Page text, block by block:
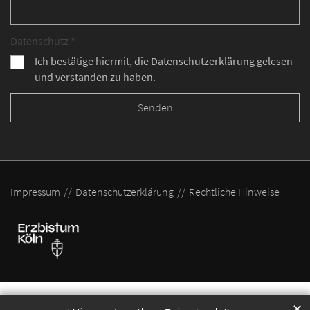
Datenschutz *
Ich bestätige hiermit, die Datenschutzerklärung gelesen
und verstanden zu haben.
Impressum Datenschutzerklärung Rechtliche Hinweise